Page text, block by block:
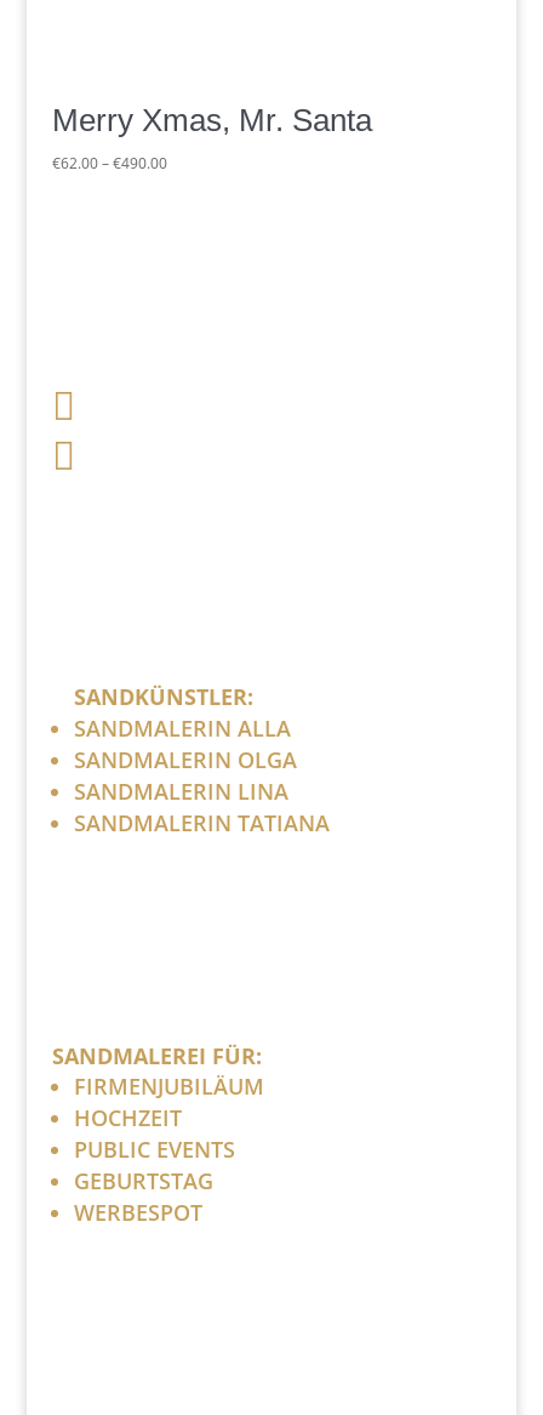
Merry Xmas, Mr. Santa
€62.00 –€490.00Preisspanne:


SANDKÜNSTLER:
SANDMALERIN ALLA
SANDMALERIN OLGA
SANDMALERIN LINA
SANDMALERIN TATIANA
SANDMALEREI FÜR:
FIRMENJUBILÄUM
HOCHZEIT
PUBLIC EVENTS
GEBURTSTAG
WERBESPOT